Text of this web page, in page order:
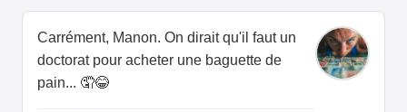
Carrément, Manon. On dirait qu'il faut un
doctorat pour acheter une baguette de
pain... 🤦😂